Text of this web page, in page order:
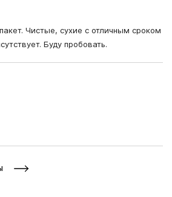
Чистые, сухие с отличным сроком
Буду пробовать.